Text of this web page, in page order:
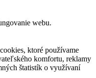
webu.
ktoré používame
komfortu, reklamy
štatistík o využívaní